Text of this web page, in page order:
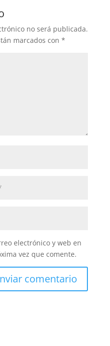
no será publicada.
marcados con *
electrónico y web en
vez que comente.